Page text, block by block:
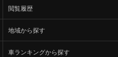
閲覧履歴
地域から探す
車ランキングから探す